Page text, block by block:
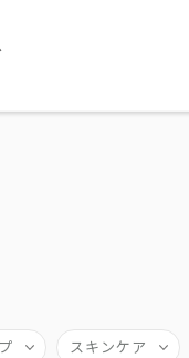
スキンケア